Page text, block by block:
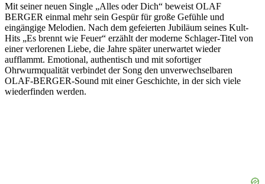
Mit seiner neuen Single „Alles oder Dich“ beweist OLAF
BERGER einmal mehr sein Gespür für große Gefühle und
eingängige Melodien. Nach dem gefeierten Jubiläum seines Kult-
Hits „Es brennt wie Feuer“ erzählt der moderne Schlager-Titel von
einer verlorenen Liebe, die Jahre später unerwartet wieder
aufflammt. Emotional, authentisch und mit sofortiger
Ohrwurmqualität verbindet der Song den unverwechselbaren
OLAF-BERGER-Sound mit einer Geschichte, in der sich viele
wiederfinden werden.